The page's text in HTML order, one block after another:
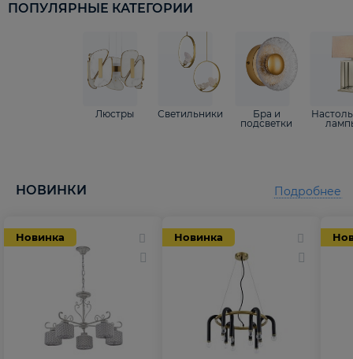
ПОПУЛЯРНЫЕ КАТЕГОРИИ
Люстры Светильники
Бра и
подсветки
НОВИНКИ
Новинка Новинка
Подробнее